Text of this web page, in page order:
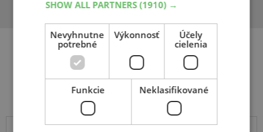
Súvisiace produkty
SHOW ALL PARTNERS(1910) →
Nevyhnutne
potrebné
Výkonnosť
Účely
cielenia
Funkcie Neklasifikované